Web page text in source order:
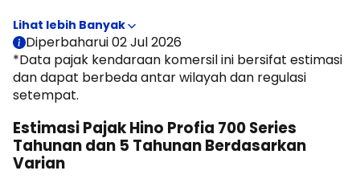
kendaraan. Pada halaman ini, Moladin menyajikan estimasi
pajak tahunan dan pajak 5 tahunan Hino Profia 700 Series
untuk membantu memperkirakan biaya kepemilikan
sebelum membeli mobil.
Diperbaharui 02 Jul 2026
*Data pajak kendaraan komersil ini bersifat estimasi
dan dapat berbeda antar wilayah dan regulasi
setempat.
Estimasi Pajak Hino Profia 700 Series
Tahunan dan 5 Tahunan Berdasarkan
Varian